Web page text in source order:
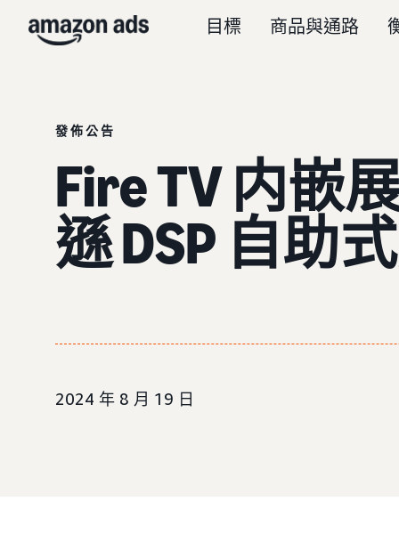
目標 商品與通路
發佈公告
Fire TV 内嵌
遜 DSP 自助
2024 年 8 月 19 日